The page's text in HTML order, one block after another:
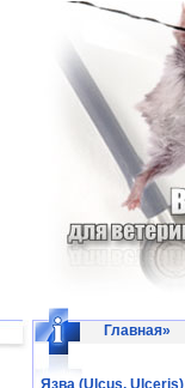
Главная»
Язва (Ulcus, Ulceris)